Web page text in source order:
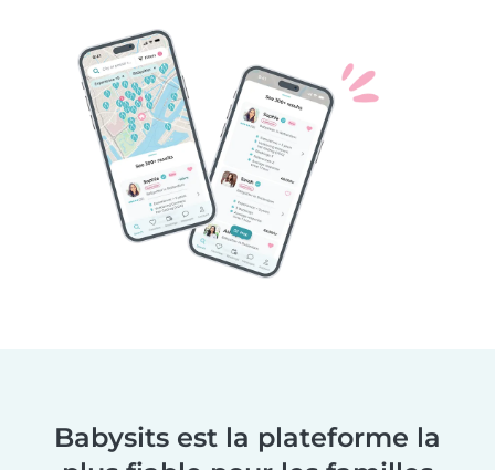
Babysits est la plateforme la